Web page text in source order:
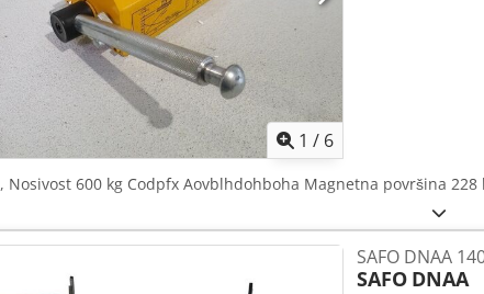
1 / 6
, Nosivost 600 kg Codpfx Aovblhdohboha Magnetna površina
SAFO DNAA
SAFO DNAA